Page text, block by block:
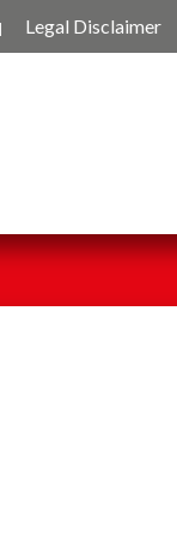
Legal Disclaimer